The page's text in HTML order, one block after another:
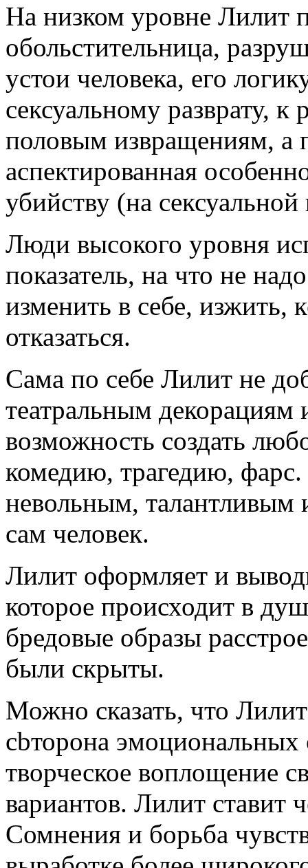
На низком уровне Лилит
обольстительница,
устои человека, его
сексуальному разврату, к
половым извращениям, а
аспектированная
убийству (на
Люди высокого уровня
показатель, на что не
изменить в себе, изжить,
отказаться.
Сама по себе Лилит не
театральным декорациям
возможность создать
комедию, трагедию,
невольным, талантливым
сам человек.
Лилит оформляет и
которое происходит в
бредовые образы
были скрыты.
Можно сказать, что
сbторона
творческое воплощение
вариантов. Лилит ставит
Сомнения и борьба